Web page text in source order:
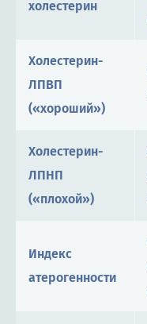
холестерин
Холестерин-
ЛПВП
(«хороший»)
Холестерин-
ЛПНП
(«плохой»)
Индекс
атерогенности